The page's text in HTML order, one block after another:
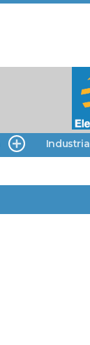
Industria